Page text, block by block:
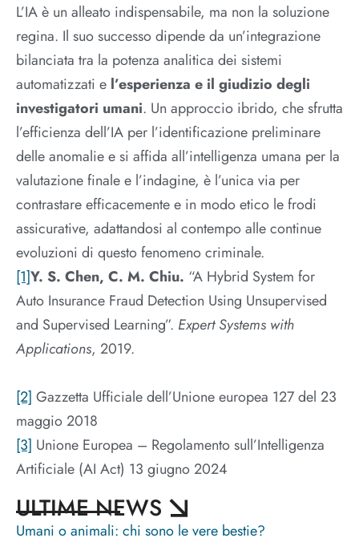
L’IA è un alleato indispensabile, ma non la soluzione
regina. Il suo successo dipende da un’integrazione
bilanciata tra la potenza analitica dei sistemi
automatizzati e l’esperienza e il giudizio degli
investigatori umani. Un approccio ibrido, che sfrutta
l’efficienza dell’IA per l’identificazione preliminare
delle anomalie e si affida all’intelligenza umana per la
valutazione finale e l’indagine, è l’unica via per
contrastare efficacemente e in modo etico le frodi
assicurative, adattandosi al contempo alle continue
evoluzioni di questo fenomeno criminale.
[1]Y. S. Chen, C. M. Chiu. “A Hybrid System for
Auto Insurance Fraud Detection Using Unsupervised
and Supervised Learning”. Expert Systems with
Applications, 2019.
[2] Gazzetta Ufficiale dell’Unione europea 127 del 23
maggio 2018
[3] Unione Europea – Regolamento sull’Intelligenza
Artificiale (AI Act) 13 giugno 2024
ULTIME NEWS
Umani o animali: chi sono le vere bestie?